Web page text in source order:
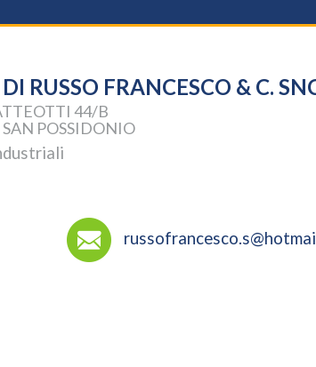
DI RUSSO FRANCESCO & C.
44/B
POSSIDONIO